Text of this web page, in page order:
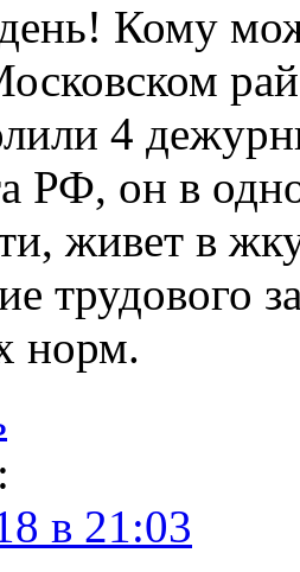
Кому
4
РФ, он в
живет в
трудового
норм.
:
в 21:03